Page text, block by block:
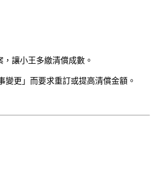
讓小王多繳清償成數。
變更」而要求重訂或提高清償金額。